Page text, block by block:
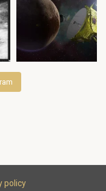
policy